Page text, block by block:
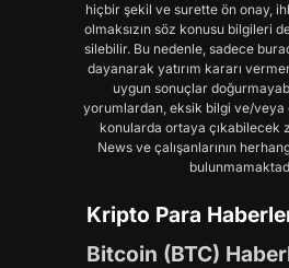
hiçbir şekil ve surette ön onay,
olmaksızın söz konusu bilgileri
silebilir. Bu nedenle, sadece
dayanarak yatırım kararı
uygun sonuçlar
yorumlardan, eksik bilgi ve/veya
konularda ortaya çıkabilecek
News ve çalışanlarının
Kripto Para
Bitcoin (BTC)